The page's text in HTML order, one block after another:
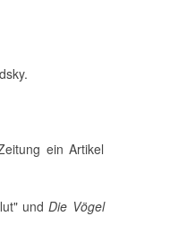
ein Artikel
undDie Vögel